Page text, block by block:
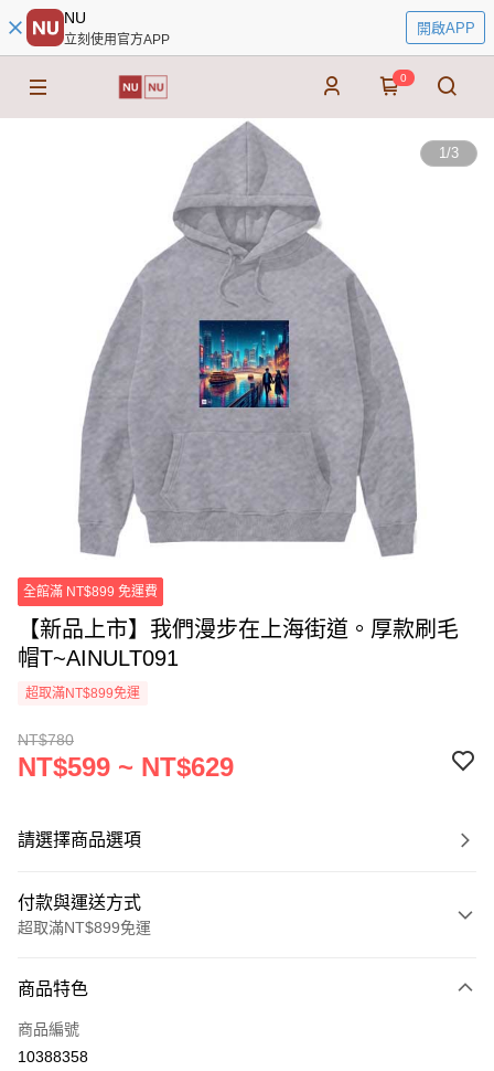
NU
立刻使用官方APP
開啟APP
0
1/3
全館滿 NT$899 免運費
【新品上市】我們漫步在上海街道。厚款刷毛
帽T~AINULT091
超取滿NT$899免運
NT$780
NT$599 ~ NT$629
請選擇商品選項
付款與運送方式
超取滿NT$899免運
信用卡一次付款
信用卡分期付款
商品特色
商品編號
10388358